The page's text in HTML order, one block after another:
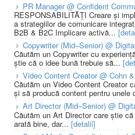
PR Manager @ Confident
RESPONSABILITĂȚI Creare și
a strategiilor de comunicare
B2B & B2C Implicare activă...
Copywriter (Mid–Senior) @
Căutăm un Copywriter cu
știe că o idee bună trebuie să...
Video Content Creator @ Cohn
Căutăm un Video Content Creator
și să producă content pentru unele
Art Director (Mid–Senior) @
Căutăm un Art Director care știe
arată bine, dar... [detalii]